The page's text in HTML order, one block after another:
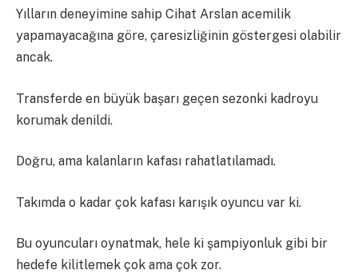
Yılların deneyimine sahip Cihat Arslan acemilik
yapamayacağına göre, çaresizliğinin göstergesi olabilir
ancak.
Transferde en büyük başarı geçen sezonki kadroyu
korumak denildi.
Doğru, ama kalanların kafası rahatlatılamadı.
Takımda o kadar çok kafası karışık oyuncu var ki.
Bu oyuncuları oynatmak, hele ki şampiyonluk gibi bir
hedefe kilitlemek çok ama çok zor.